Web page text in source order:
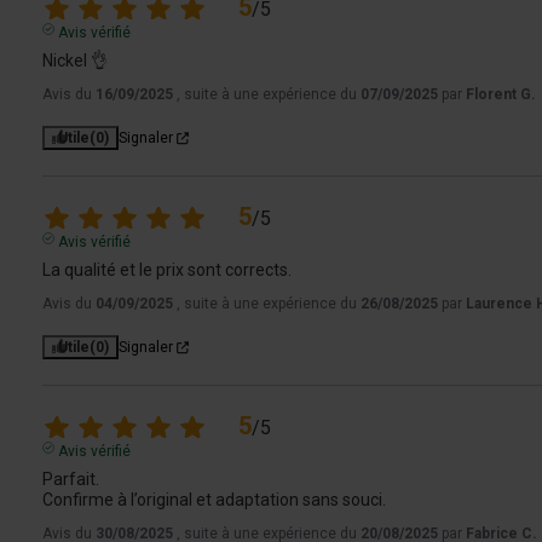
5/5
Avis vérifié
Nickel 👌
Avis du 16/09/2025 , suite à une expérience du 07/09/2025 par Florent G.
Utile(0) Signaler
5/5
Avis vérifié
La qualité et le prix sont corrects.
Avis du 04/09/2025 , suite à une expérience du 26/08/2025 par Laurence
Utile(0) Signaler
5/5
Avis vérifié
Parfait.
Confirme à l’original et adaptation sans souci.
Avis du 30/08/2025 , suite à une expérience du 20/08/2025 par Fabrice C.